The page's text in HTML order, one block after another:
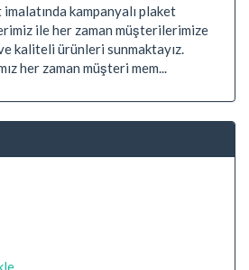
kampanyalı plaket
ile her zaman müşterilerimize
kaliteli ürünleri sunmaktayız.
her zaman müşteri mem...